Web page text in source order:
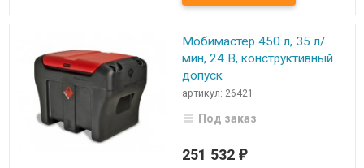
Мобимастер 450 л, 35 л/
мин, 24 В, конструктивный
допуск
артикул: 26421
Под заказ
251 532 ₽